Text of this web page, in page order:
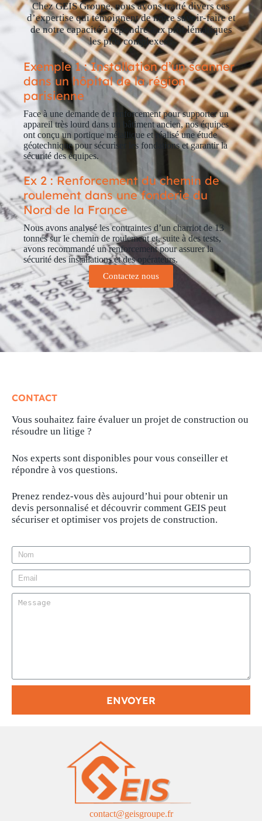
Chez GEIS Groupe, nous avons traité divers cas
d’expertise qui témoignent de notre savoir-faire et
de notre capacité à répondre aux problématiques
les plus complexes :
Exemple 1 : Installation d’un scanner
dans un hôpital de la région
parisienne
Face à une demande de renforcement pour supporter un
appareil très lourd dans un bâtiment ancien, nos équipes
ont conçu un portique métallique et réalisé une étude
géotechnique pour sécuriser les fondations et garantir la
sécurité des équipes.
Ex 2 : Renforcement du chemin de
roulement dans une fonderie du
Nord de la France
Nous avons analysé les contraintes d’un charriot de 13
tonnes sur le chemin de roulement et, suite à des tests,
avons recommandé un renforcement pour assurer la
sécurité des installations et des opérateurs.
Contactez nous
CONTACT
Vous souhaitez faire évaluer un projet de construction ou
résoudre un litige ?
Nos experts sont disponibles pour vous conseiller et
répondre à vos questions.
Prenez rendez-vous dès aujourd’hui pour obtenir un
devis personnalisé et découvrir comment GEIS peut
sécuriser et optimiser vos projets de construction.
ENVOYER
contact@geisgroupe.fr